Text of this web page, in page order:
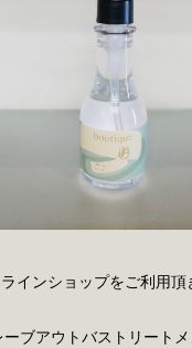
インショップをご利用
ブアウトバストリート